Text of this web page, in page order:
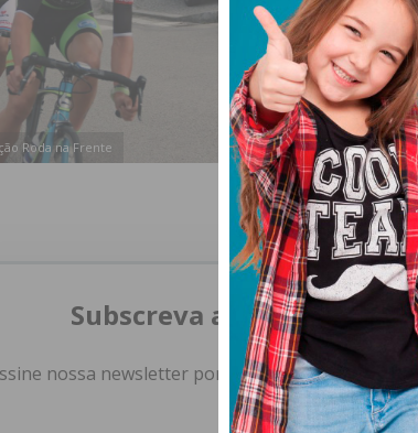
Roda na Frente Fotografia: DR
Subscreva a newsletter
nossa newsletter por e-mail e obtenha de
atualizada.